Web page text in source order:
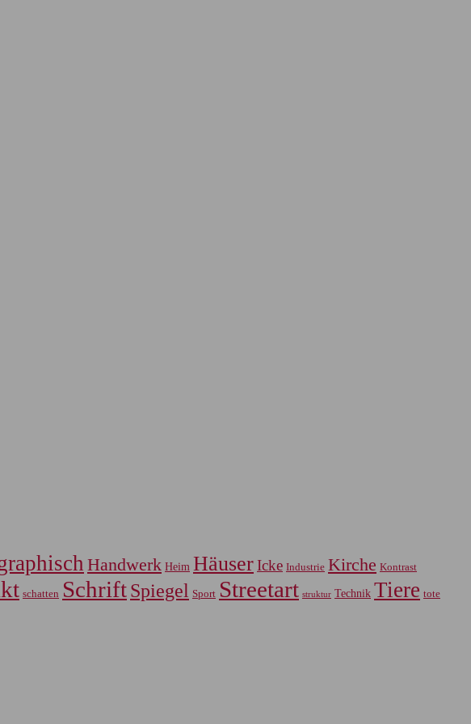
Handwerk Heim HäuserIcke Industrie Kirche Kontrast
schatten SchriftSpiegel Sport Streetart struktur Technik Tiere tote